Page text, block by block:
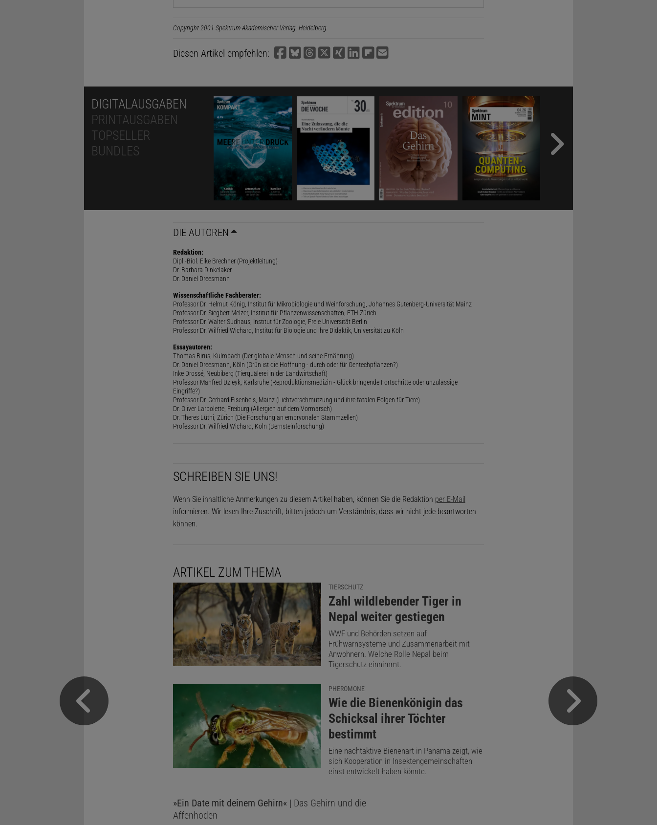
Copyright 2001 Spektrum Akademischer Verlag, Heidelberg
Diesen Artikel empfehlen:
DIGITALAUSGABEN
PRINTAUSGABEN
TOPSELLER
BUNDLES
DIE AUTOREN
Redaktion:
Dipl.-Biol. Elke Brechner (Projektleitung)
Dr. Barbara Dinkelaker
Dr. Daniel Dreesmann
Wissenschaftliche Fachberater:
Professor Dr. Helmut König, Institut für Mikrobiologie und Weinforschung, Johannes Gutenberg-Universität Mainz
Professor Dr. Siegbert Melzer, Institut für Pflanzenwissenschaften, ETH Zürich
Professor Dr. Walter Sudhaus, Institut für Zoologie, Freie Universität Berlin
Professor Dr. Wilfried Wichard, Institut für Biologie und ihre Didaktik, Universität zu Köln
Essayautoren:
Thomas Birus, Kulmbach (Der globale Mensch und seine Ernährung)
Dr. Daniel Dreesmann, Köln (Grün ist die Hoffnung - durch oder für Gentechpflanzen?)
Inke Drossé, Neubiberg (Tierquälerei in der Landwirtschaft)
Professor Manfred Dzieyk, Karlsruhe (Reproduktionsmedizin - Glück bringende Fortschritte oder unzulässige
Eingriffe?)
Professor Dr. Gerhard Eisenbeis, Mainz (Lichtverschmutzung und ihre fatalen Folgen für Tiere)
Dr. Oliver Larbolette, Freiburg (Allergien auf dem Vormarsch)
Dr. Theres Lüthi, Zürich (Die Forschung an embryonalen Stammzellen)
Professor Dr. Wilfried Wichard, Köln (Bernsteinforschung)
SCHREIBEN SIE UNS!
Wenn Sie inhaltliche Anmerkungen zu diesem Artikel haben, können Sie die Redaktion per E-Mail
informieren. Wir lesen Ihre Zuschrift, bitten jedoch um Verständnis, dass wir nicht jede beantworten
können.
ARTIKEL ZUM THEMA
TIERSCHUTZ
:
Zahl wildlebender Tiger in
Nepal weiter gestiegen
WWF und Behörden setzen auf
Frühwarnsysteme und Zusammenarbeit mit
Anwohnern. Welche Rolle Nepal beim
Tigerschutz einnimmt.
PHEROMONE
:
Wie die Bienenkönigin das
Schicksal ihrer Töchter
bestimmt
Eine nachtaktive Bienenart in Panama zeigt, wie
sich Kooperation in Insektengemeinschaften
einst entwickelt haben könnte.
»Ein Date mit deinem Gehirn« | Das Gehirn und die
Affenhoden